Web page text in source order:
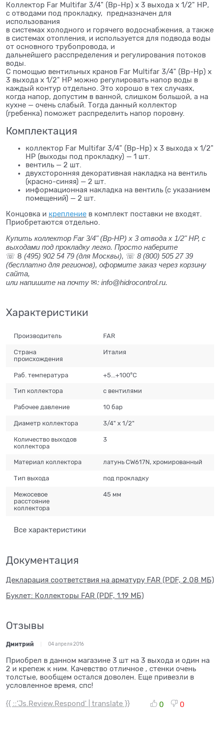
Коллектор Far Multifar 3/4" (Вр-Нр) х 3 выхода х 1/2" НР,
с отводами под прокладку, предназначен для
использования
в системах холодного и горячего водоснабжения, а также
в системах отопления, и используется для подвода воды
от основного трубопровода, и
дальнейшего расспределения и регулирования потоков
воды.
С помощью вентильных кранов Far Multifar 3/4" (Вр-Нр) х
3 выхода х 1/2" НР можно регулировать напор воды в
каждый контур отдельно. Это хорошо в тех случаях,
когда напор, допустим в ванной, слишком большой, а на
кухне — очень слабый. Тогда данный коллектор
(гребенка) поможет распределить напор поровну.
Комплектация
коллектор Far Multifar 3/4" (Вр-Нр) х 3 выхода х 1/2"
НР (выходы под прокладку) — 1 шт.
вентиль — 2 шт.
двухсторонняя декоративная накладка на вентиль
(красно-синяя) — 2 шт.
информационная накладка на вентиль (с указанием
помещений) — 2 шт.
Концовка и крепление в комплект поставки не входят.
Приобретаются отдельно.
Купить коллектор Far 3/4" (Вр-НР) х 3 отвода х 1/2" НР, с
выходами под прокладку легко. Просто наберите
☏ 8 (495) 902 54 79 (для Москвы), ☏ 8 (800) 505 27 39
(бесплатно для регионов), оформите заказ через корзину
сайта,
или напишите на почту ✉: info@hidrocontrol.ru.
Характеристики
Производитель FAR
Страна
происхождения
Италия
Раб. температура +5...+100°С
Тип коллектора с вентилями
Рабочее давление 10 бар
Диаметр коллектора 3/4" x 1/2"
Количество выходов
коллектора
3
Материал коллектора латунь CW617N, хромированный
Тип выхода под прокладку
Межосевое
расстояние
коллектора
45 мм
Все характеристики
Документация
Декларация соответствия на арматуру FAR (PDF, 2.08 МБ)
Буклет: Коллекторы FAR (PDF, 1.19 МБ)
Отзывы
Дмитрий 04 апреля 2016
Приобрел в данном магазине 3 шт на 3 выхода и один на
2 и крепеж к ним. Качевство отличное , стенки очень
толстые, вообщем остался доволен. Еще привезли в
условленное время, спс!
{{ ::'Js.Review.Respond' | translate }} 0 0